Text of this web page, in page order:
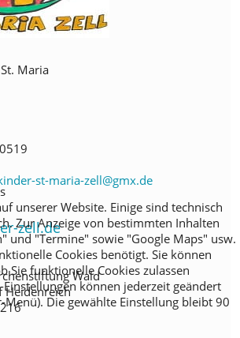
Maria
st-maria-zell@gmx.de
zell.de
Wald
unserer Website. Einige sind technisch
Zur Anzeige von bestimmten Inhalten
und "Termine" sowie "Google Maps" usw.
Cookies benötigt. Sie können
Sie funktionelle Cookies zulassen
können jederzeit geändert
Menü). Die gewählte Einstellung bleibt 90